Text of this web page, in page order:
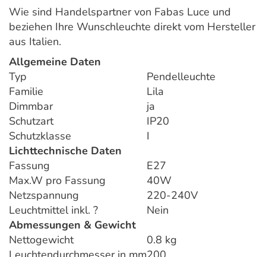
Wie sind Handelspartner von Fabas Luce und
beziehen Ihre Wunschleuchte direkt vom Hersteller
aus Italien.
Allgemeine Daten
Typ
Pendelleuchte
Familie
Lila
Dimmbar
ja
Schutzart
IP20
Schutzklasse
I
Lichttechnische Daten
Fassung
E27
Max.W pro Fassung
40W
Netzspannung
220-240V
Leuchtmittel inkl. ?
Nein
Abmessungen & Gewicht
Nettogewicht
0.8 kg